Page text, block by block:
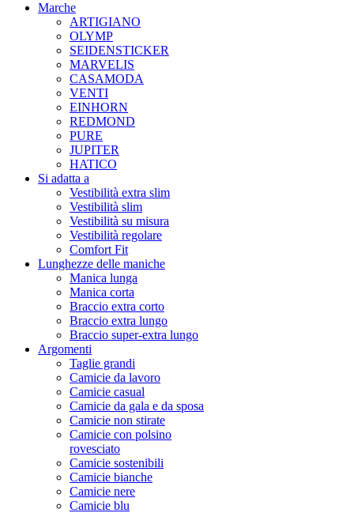
Marche
ARTIGIANO
OLYMP
SEIDENSTICKER
MARVELIS
CASAMODA
VENTI
EINHORN
REDMOND
PURE
JUPITER
HATICO
Si adatta a
Vestibilità extra slim
Vestibilità slim
Vestibilità su misura
Vestibilità regolare
Comfort Fit
Lunghezze delle maniche
Manica lunga
Manica corta
Braccio extra corto
Braccio extra lungo
Braccio super-extra lungo
Argomenti
Taglie grandi
Camicie da lavoro
Camicie casual
Camicie da gala e da sposa
Camicie non stirate
Camicie con polsino
rovesciato
Camicie sostenibili
Camicie bianche
Camicie nere
Camicie blu